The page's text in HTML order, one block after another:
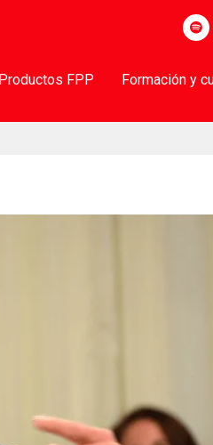
Productos FPP Formación y